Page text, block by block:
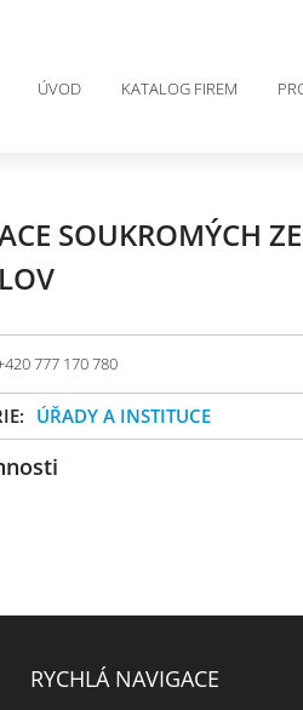
ÚVOD KATALOG FIREM
SOUKROMÝCH
777 170 780
ÚŘADY A INSTITUCE
RYCHLÁ NAVIGACE